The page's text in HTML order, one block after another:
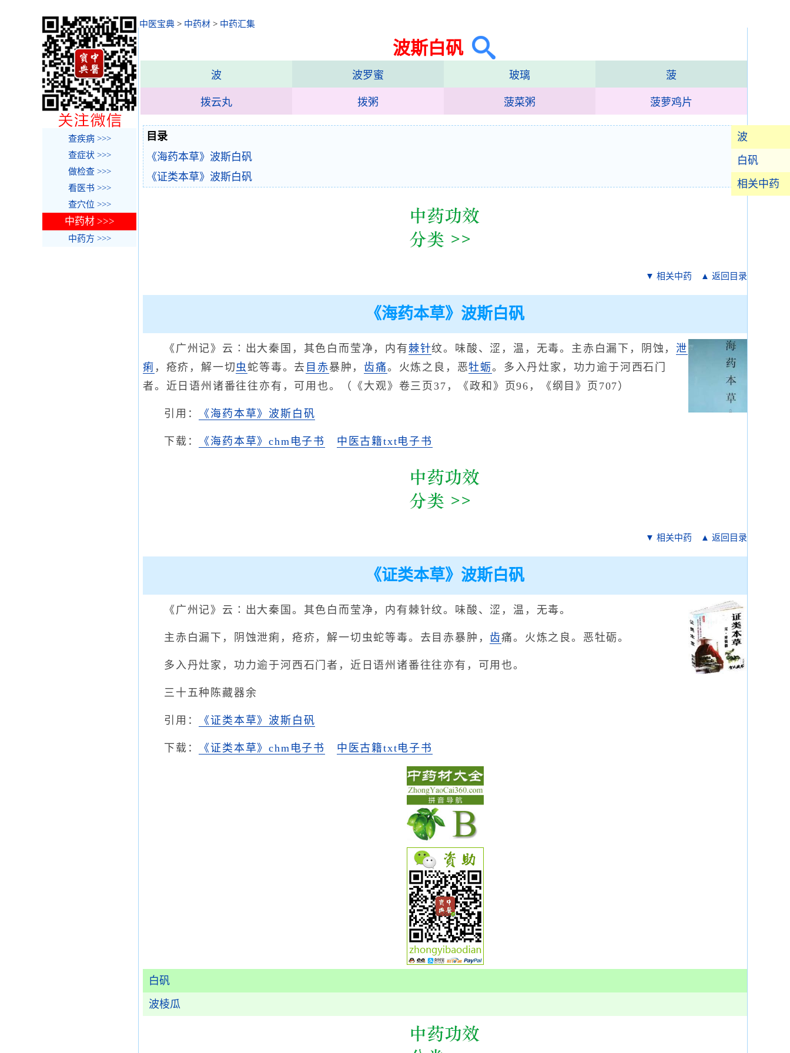
中医宝典 > 中药材 > 中药汇集
波斯白矾
波 波罗蜜 玻璃 菠
拨云丸 拨粥 菠菜粥 菠萝鸡片
波
白矾
相关中药
目录
《海药本草》波斯白矾
《证类本草》波斯白矾
▼ 相关中药 ▲ 返回目录
《海药本草》波斯白矾
《广州记》云∶出大秦国，其色白而莹净，内有棘针纹。味酸、涩，温，无毒。主赤白漏下，阴蚀，泄
痢 ，疮疥，解一切虫蛇等毒。去 目赤 暴肿， 齿痛。火炼之良，恶牡蛎。多入丹灶家，功力逾于河西石门
者。近日语州诸番往往亦有，可用也。（《大观》卷三页37，《政和》页96，《纲目》页707）
引用： 《海药本草》波斯白矾
下载： 《海药本草》chm电子书 中医古籍txt电子书
▼ 相关中药 ▲ 返回目录
《证类本草》波斯白矾
《广州记》云∶出大秦国。其色白而莹净，内有棘针纹。味酸、涩，温，无毒。
主赤白漏下，阴蚀泄痢，疮疥，解一切虫蛇等毒。去目赤暴肿， 齿痛。火炼之良。恶牡砺。
多入丹灶家，功力逾于河西石门者，近日语州诸番往往亦有，可用也。
三十五种陈藏器余
引用： 《证类本草》波斯白矾
下载： 《证类本草》chm电子书 中医古籍txt电子书
白矾
波棱瓜
查疾病 >>>
查症状 >>>
做检查 >>>
看医书 >>>
查穴位 >>>
中药材 >>>
中药方 >>>